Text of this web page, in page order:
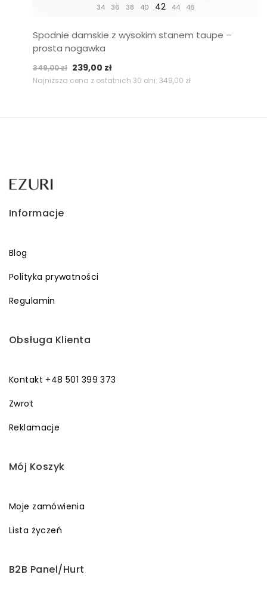
34 36 38 40 42 44 46
Spodnie damskie z wysokim stanem taupe –
prosta nogawka
349,00zł Pierwotna
cena
239,00 złAktualna
cena
Najniższa cena z ostatnich 30 dni: 349,00 zł
Informacje
Blog
Polityka prywatności
Regulamin
Obsługa Klienta
Kontakt +48 501 399 373
Zwrot
Reklamacje
Mój Koszyk
Moje zamówienia
Lista życzeń
B2B Panel/Hurt